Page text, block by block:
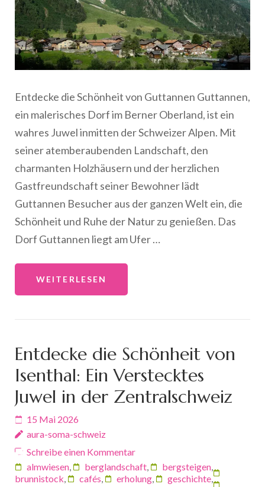
Entdecke die Schönheit von Guttannen Guttannen,
ein malerisches Dorf im Berner Oberland, ist ein
wahres Juwel inmitten der Schweizer Alpen. Mit
seiner atemberaubenden Landschaft, den
charmanten Holzhäusern und der herzlichen
Gastfreundschaft seiner Bewohner lädt
Guttannen Besucher aus der ganzen Welt ein, die
Schönheit und Ruhe der Natur zu genießen. Das
Dorf Guttannen liegt am Ufer …
WEITERLESEN
Entdecke die Schönheit von
Isenthal: Ein Verstecktes
Juwel in der Zentralschweiz
15 Mai 2026
aura-soma-schweiz
Schreibe einen Kommentar
almwiesen, berglandschaft, bergsteigen,
brunnistock, cafés, erholung, geschichte,